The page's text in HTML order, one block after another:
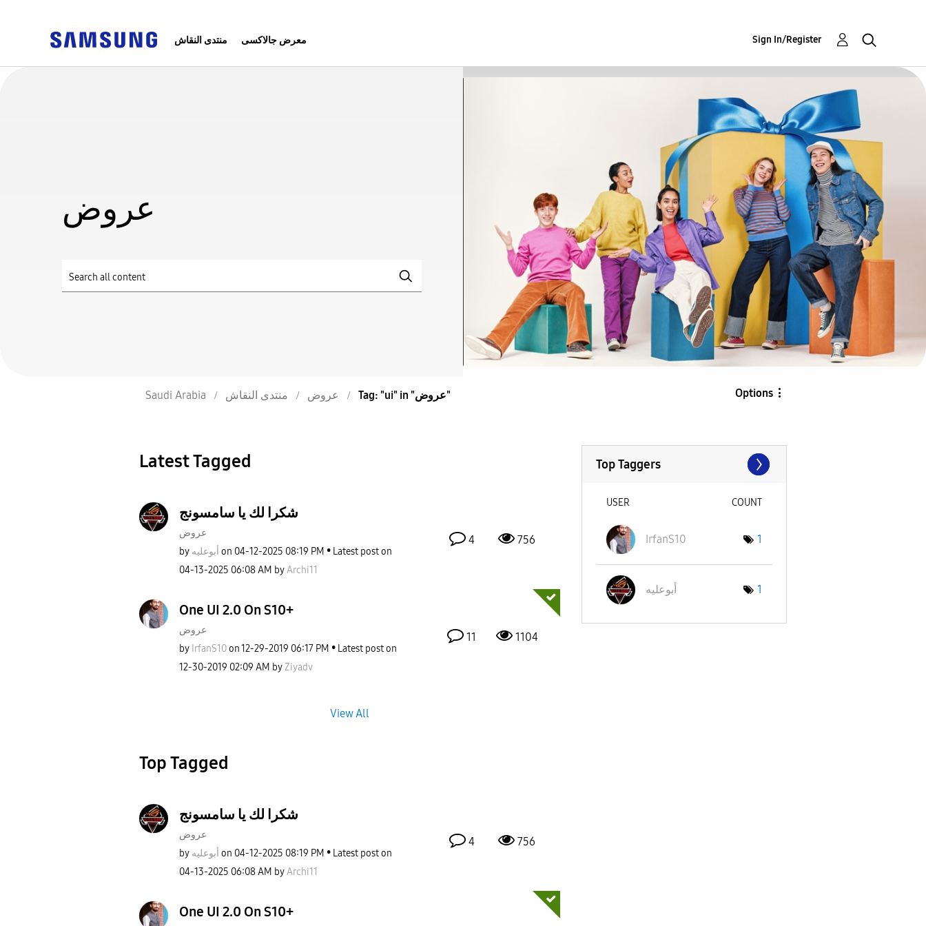
منتدى النقاش معرض جالاكسى Sign In/Register
عروض
Saudi Arabia منتدى النقاش عروض Tag: "ui" in "عروض" Options
Latest Tagged
شكرا لك يا سامسونج
عروض
by أبوعليه on ‎04-12-2025 08:19 PM
Latest post on
‎04-13-2025 06:08 AM byArchi11
4 756
One UI 2.0 On S10+
عروض
by IrfanS10 on‎12-29-2019 06:17 PM
Latest post on
‎12-30-2019 02:09 AM byZiyadv
11 1104
View All
Top Tagged
شكرا لك يا سامسونج
عروض
by أبوعليه on ‎04-12-2025 08:19 PM
Latest post on
‎04-13-2025 06:08 AM byArchi11
4 756
One UI 2.0 On S10+
Top Taggers
USER COUNT
IrfanS10 1
أبوعليه 1